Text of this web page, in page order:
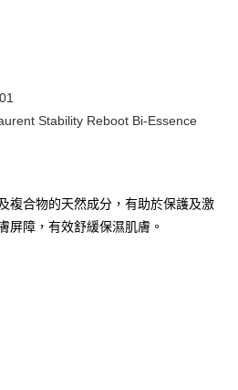
工作天送達
1-3個工作天送達
Stability Reboot Bi-Essence
複合物的天然成分，有助於保護及激
屏障，有效舒緩保濕肌膚。